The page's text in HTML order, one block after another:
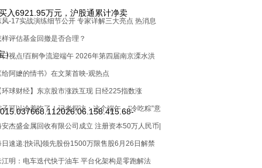
入6921.95万元，沪股通累计净卖
）
风-17实战演练细节公开 专家详解三大亮点 热消息
样评估基金回撤是否合理？
日视点!百舸争流迎端午 2026年第四届南京溧水洪
龙舟竞渡大赛圆满落幕
给阿嬷的情书》在文莱首映-观热点
环球财经】东京股市涨跌互现 日经225指数涨
当前焦点
子可以冷着吃了！记者探访：这个端午，“冷吃粽”意
走红
安杰盛金属回收有限公司成立 注册资本50万人民币|
消息
日速递:[快讯]领先股份1500万限售股6月26日解禁
江明：电车迭代快于油车 平台化架构是零跑解法